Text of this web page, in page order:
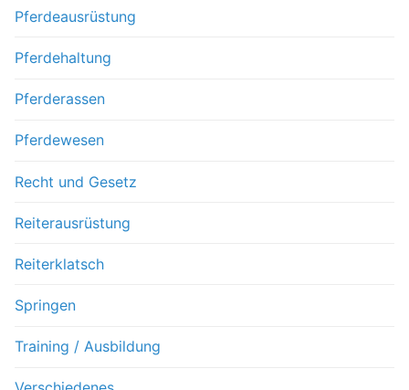
Pferdeausrüstung
Pferdehaltung
Pferderassen
Pferdewesen
Recht und Gesetz
Reiterausrüstung
Reiterklatsch
Springen
Training / Ausbildung